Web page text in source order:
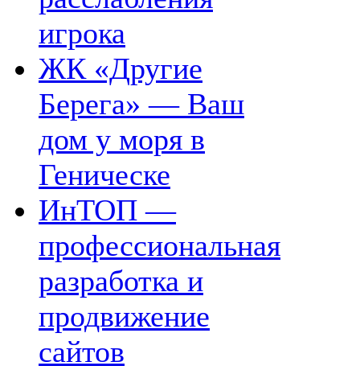
игрока
ЖК «Другие
Берега» — Ваш
дом у моря в
Геническе
ИнТОП —
профессиональная
разработка и
продвижение
сайтов